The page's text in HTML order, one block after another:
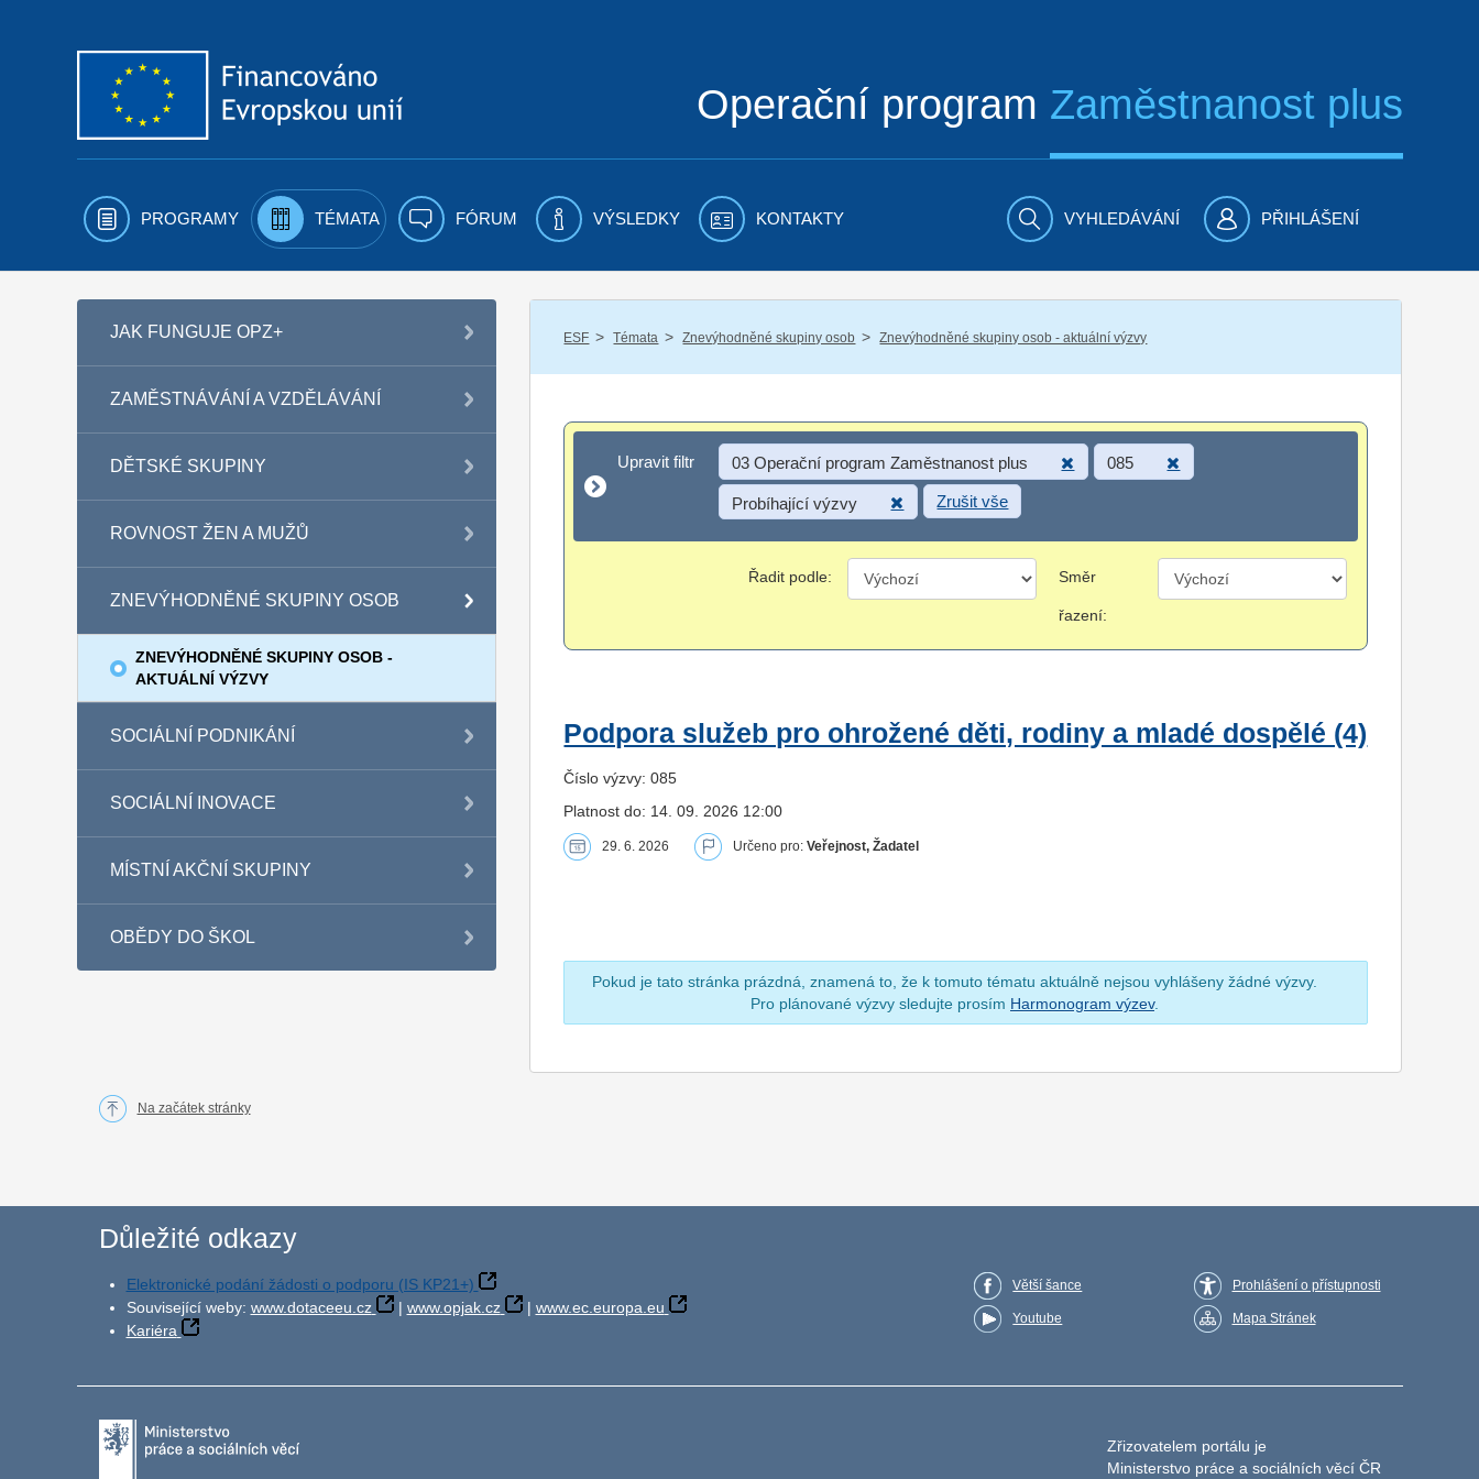
Operační program Zaměstnanost plus
PROGRAMY TÉMATA FÓRUM VÝSLEDKY KONTAKTY VYHLEDÁVÁNÍ PŘIHLÁŠENÍ
JAK FUNGUJE OPZ+
ZAMĚSTNÁVÁNÍ A VZDĚLÁVÁNÍ
DĚTSKÉ SKUPINY
ROVNOST ŽEN A MUŽŮ
ZNEVÝHODNĚNÉ SKUPINY OSOB
ZNEVÝHODNĚNÉ SKUPINY OSOB -
AKTUÁLNÍ VÝZVY
SOCIÁLNÍ PODNIKÁNÍ
SOCIÁLNÍ INOVACE
MÍSTNÍ AKČNÍ SKUPINY
OBĚDY DO ŠKOL
ESF / Témata / Znevýhodněné skupiny osob / Znevýhodněné skupiny osob - aktuální výzvy
Upravit filtr
Upravit filtr 03 Operační program Zaměstnanost plus 085
Probíhající výzvy Zrušit vše
Řadit podle: Směr
řazení:
Podpora služeb pro ohrožené děti, rodiny a mladé dospělé (4)
Číslo výzvy: 085
Platnost do: 14. 09. 2026 12:00
29. 6. 2026 Určeno pro:Veřejnost, Žadatel
Pokud je tato stránka prázdná, znamená to, že k tomuto tématu aktuálně nejsou vyhlášeny žádné výzvy.
Pro plánované výzvy sledujte prosím Harmonogram výzev.
Na začátek stránky
Důležité odkazy
Elektronické podání žádosti o podporu (IS KP21+)
Související weby: www.dotaceeu.cz | www.opjak.cz | www.ec.europa.eu
Kariéra
Větší šance
Youtube
Prohlášení o přístupnosti
Mapa Stránek
Zřizovatelem portálu je
Ministerstvo práce a sociálních věcí ČR